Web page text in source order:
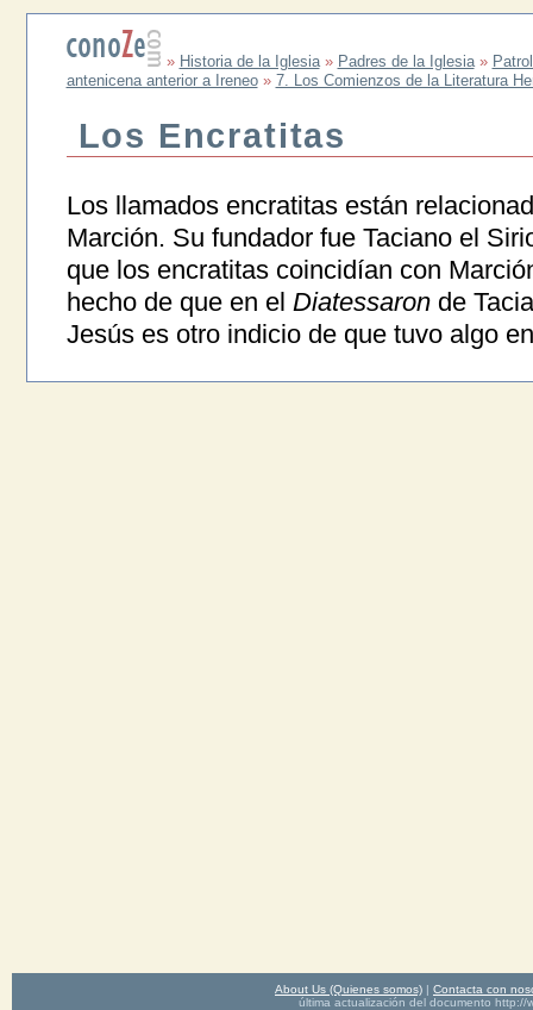
» Historia de la Iglesia» Padres de la Iglesia»
antenicena anterior a Ireneo» 7. Los Comienzos de la Literatura
Los Encratitas
Los llamados encratitas están
Marción. Su fundador fue Taciano el
que los encratitas coincidían con
hecho de que en el Diatessaronde
Jesús es otro indicio de que tuvo algo
About Us (Quienes somos) | Contacta con
última actualización del documento http://